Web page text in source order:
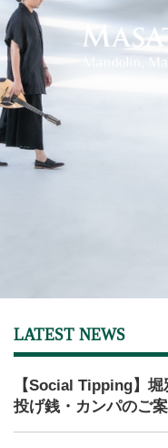
LATEST NEWS
【Social Tipping】
投げ銭・カンパのご